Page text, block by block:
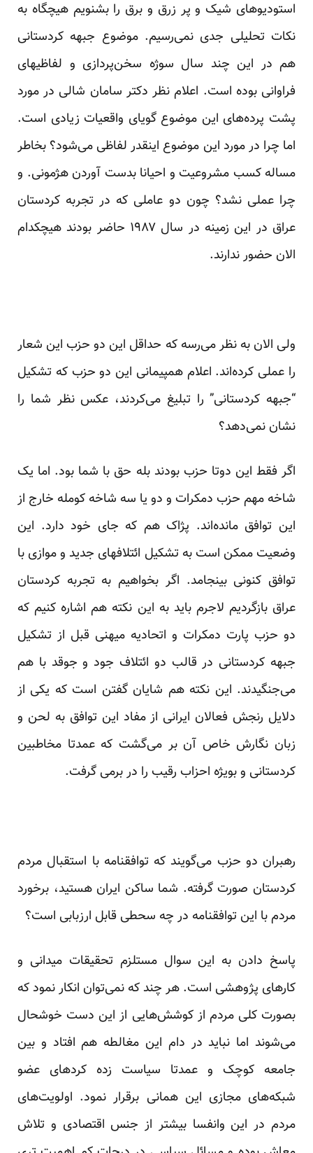
استودیوهای شیک و پر زرق و برق را بشنویم هیچگاه به
نکات تحلیلی جدی نمی‌رسیم. موضوع جبهه کردستانی
هم در این چند سال سوژه سخن‌پردازی و لفاظیهای
فراوانی بوده است. اعلام نظر دکتر سامان شالی در مورد
پشت پرده‌های این موضوع گویای واقعیات زیادی است.
اما چرا در مورد این موضوع اینقدر لفاظی می‌شود؟ بخاطر
مساله کسب مشروعیت و احیانا بدست آوردن هژمونی. و
چرا عملی نشد؟ چون دو عاملی که در تجربه کردستان
عراق در این زمینه در سال ۱۹۸۷ حاضر بودند هیچکدام
الان حضور ندارند.
ولی الان به نظر می‌رسه که حداقل این دو حزب این شعار
را عملی کرده‌اند. اعلام همپیمانی این دو حزب که تشکیل
“جبهه کردستانی” را تبلیغ می‌کردند، ‌عکس نظر شما را
نشان نمی‌دهد؟
اگر فقط این دوتا حزب بودند بله حق با شما بود. اما یک
شاخه مهم حزب دمکرات و دو یا سه شاخه کومله خارج از
این توافق مانده‌اند. پژاک هم که جای خود دارد. این
وضعیت ممکن است به تشکیل ائتلافهای جدید و موازی با
توافق کنونی بینجامد. اگر بخواهیم به تجربه کردستان
عراق بازگردیم لاجرم باید به این نکته هم اشاره کنیم که
دو حزب پارت دمکرات و اتحادیه میهنی قبل از تشکیل
جبهه کردستانی در قالب دو ائتلاف جود و جوقد با هم
می‌جنگیدند. این نکته هم شایان گفتن است که یکی از
دلایل رنجش فعالان ایرانی از مفاد این توافق به لحن و
زبان نگارش خاص آن بر می‌گشت که عمدتا مخاطبین
کردستانی و بویژه احزاب رقیب را در برمی گرفت.
رهبران دو حزب می‌گویند که توافقنامه با استقبال مردم
کردستان صورت گرفته. شما ساکن ایران هستید، برخورد
مردم با این توافقنامه در چه سحطی قابل ارزبابی است؟
پاسخ دادن به این سوال مستلزم تحقیقات میدانی و
کارهای پژوهشی است. هر چند که نمی‌توان انکار نمود که
بصورت کلی مردم از کوشش‌هایی از این دست خوشحال
می‌شوند اما نباید در دام این مغالطه هم افتاد و بین
جامعه کوچک و عمدتا سیاست زده کردهای عضو
شبکه‌های مجازی این همانی برقرار نمود. اولویت‌های
مردم در این وانفسا بیشتر از جنس اقتصادی و تلاش